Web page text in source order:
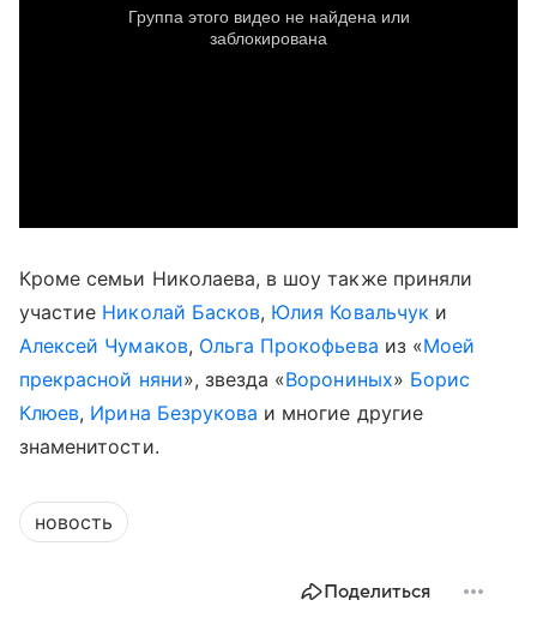
Кроме семьи Николаева, в шоу также приняли
участие Николай Басков, Юлия Ковальчук и
Алексей Чумаков, Ольга Прокофьева из «Моей
прекрасной няни», звезда «Ворониных» Борис
Клюев, Ирина Безрукова и многие другие
знаменитости.
новость
Поделиться